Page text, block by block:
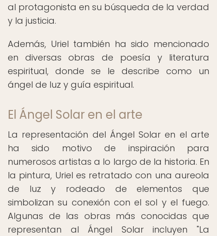
al protagonista en su búsqueda de la verdad
y la justicia.
Además, Uriel también ha sido mencionado
en diversas obras de poesía y literatura
espiritual, donde se le describe como un
ángel de luz y guía espiritual.
El Ángel Solar en el arte
La representación del Ángel Solar en el arte
ha sido motivo de inspiración para
numerosos artistas a lo largo de la historia. En
la pintura, Uriel es retratado con una aureola
de luz y rodeado de elementos que
simbolizan su conexión con el sol y el fuego.
Algunas de las obras más conocidas que
representan al Ángel Solar incluyen "La